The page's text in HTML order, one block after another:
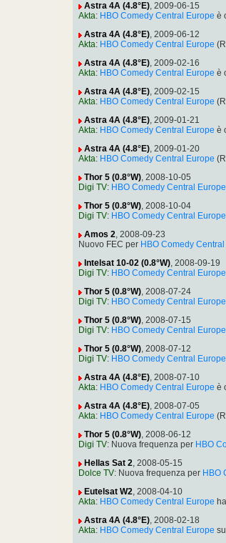
Astra 4A (4.8°E), 2009-06-15
Akta: HBO Comedy Central Europe è
Astra 4A (4.8°E), 2009-06-12
Akta: HBO Comedy Central Europe
Astra 4A (4.8°E), 2009-02-16
Akta: HBO Comedy Central Europe è
Astra 4A (4.8°E), 2009-02-15
Akta: HBO Comedy Central Europe
Astra 4A (4.8°E), 2009-01-21
Akta: HBO Comedy Central Europe è
Astra 4A (4.8°E), 2009-01-20
Akta: HBO Comedy Central Europe
Thor 5 (0.8°W), 2008-10-05
Digi TV: HBO Comedy Central Europe
Thor 5 (0.8°W), 2008-10-04
Digi TV: HBO Comedy Central Europe
Amos 2, 2008-09-23
Nuovo FEC per HBO Comedy
Intelsat 10-02 (0.8°W), 2008-09-19
Digi TV: HBO Comedy Central Europe
Thor 5 (0.8°W), 2008-07-24
Digi TV: HBO Comedy Central Europe
Thor 5 (0.8°W), 2008-07-15
Digi TV: HBO Comedy Central Europe
Thor 5 (0.8°W), 2008-07-12
Digi TV: HBO Comedy Central Europe
Astra 4A (4.8°E), 2008-07-10
Akta: HBO Comedy Central Europe è
Astra 4A (4.8°E), 2008-07-05
Akta: HBO Comedy Central Europe
Thor 5 (0.8°W), 2008-06-12
Digi TV: Nuova frequenza per HBO
Hellas Sat 2, 2008-05-15
Dolce TV: Nuova frequenza per HBO
Eutelsat W2, 2008-04-10
Akta: HBO Comedy Central Europe
Astra 4A (4.8°E), 2008-02-18
Akta: HBO Comedy Central Europe